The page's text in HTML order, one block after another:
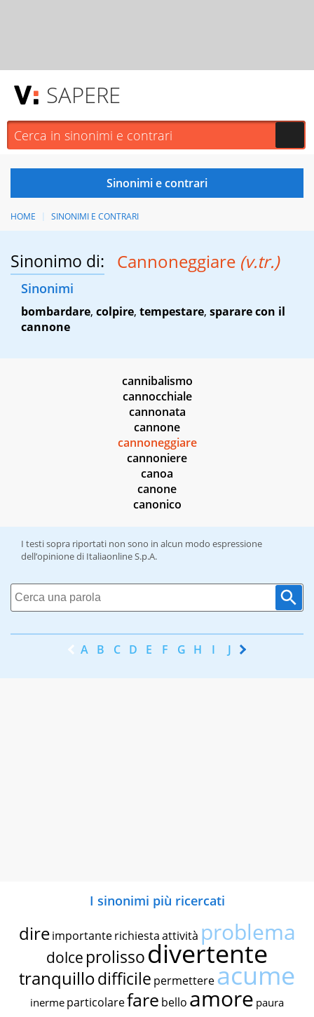
SAPERE
HOME SINONIMI E CONTRARI
Sinonimo di: Cannoneggiare (v.tr.)
Sinonimi
bombardare, colpire, tempestare, sparare con il
cannone
cannibalismo
cannocchiale
cannonata
cannone
cannoneggiare
cannoniere
canoa
canone
canonico
I testi sopra riportati non sono in alcun modo espressione
dell’opinione di Italiaonline S.p.A.
A B C D E F G H I J K
I sinonimi più ricercati
dire importante richiestaattività problema
dolce prolissodivertente
tranquillodifficile permettereacume
inerme particolarefare bello amore paura